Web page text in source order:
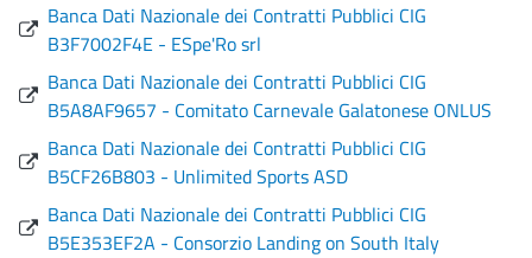
Banca Dati Nazionale dei Contratti Pubblici CIG
B3F7002F4E - ESpe'Ro srl
Banca Dati Nazionale dei Contratti Pubblici CIG
B5A8AF9657 - Comitato Carnevale Galatonese ONLUS
Banca Dati Nazionale dei Contratti Pubblici CIG
B5CF26B803 - Unlimited Sports ASD
Banca Dati Nazionale dei Contratti Pubblici CIG
B5E353EF2A - Consorzio Landing on South Italy